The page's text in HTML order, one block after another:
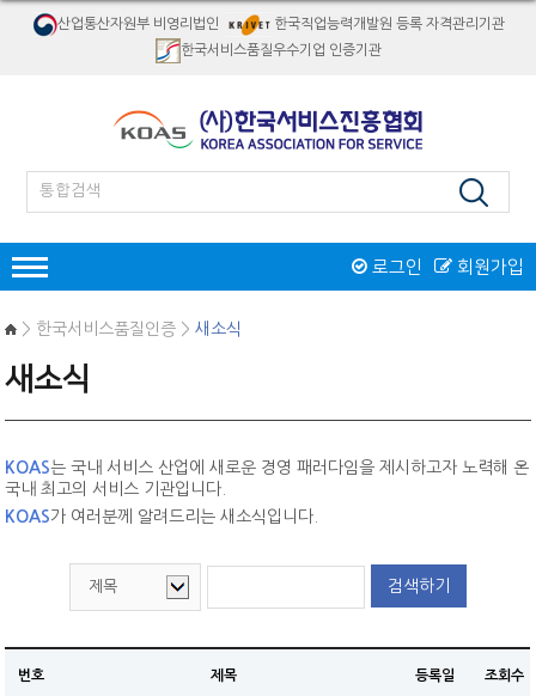
산업통산자원부 비영리법인
한국직업능력개발원 등록 자격관리기관
한국서비스품질우수기업 인증기관
회원가입
로그인
한국서비스품질우수기업인증
인증 신청접수
인증마크
SQ인증 Benefit
SQ인증 현황
새소식
서비스품질우수상
서비스품질우수상 소개
절차 및 접수안내
역대수상 업체
자격검정
자격종목소개
병원서비스코디네이터
CS강사 2급
서비스품질컨설턴트
시험일정/장소
자격취득 조회&자격증 발급
수험서 구매
교육
오프라인교육
CS강사 2급 과정
맞춤형 위탁교육
온라인교육
새소식
서비스산업연구소
공지사항
> 한국서비스품질인증 >새소식
새소식
KOAS는 국내 서비스 산업에 새로운 경영 패러다임을 제시하고자 노력해 온
국내 최고의 서비스 기관입니다.
KOAS가 여러분께 알려드리는 새소식입니다.
검색하기
번호 제목 등록일 조회수